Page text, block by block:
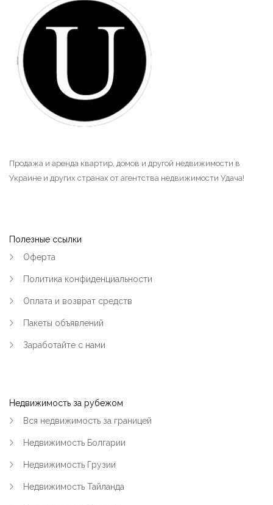
Продажа и аренда квартир, домов и другой недвижимости в
Украине и других странах от агентства недвижимости Удача!
Полезные ссылки
Оферта
Политика конфиденциальности
Оплата и возврат средств
Пакеты объявлений
Заработайте с нами
Недвижимость за рубежом
Вся недвижимость за границей
Недвижимость Болгарии
Недвижимость Грузии
Недвижимость Тайланда